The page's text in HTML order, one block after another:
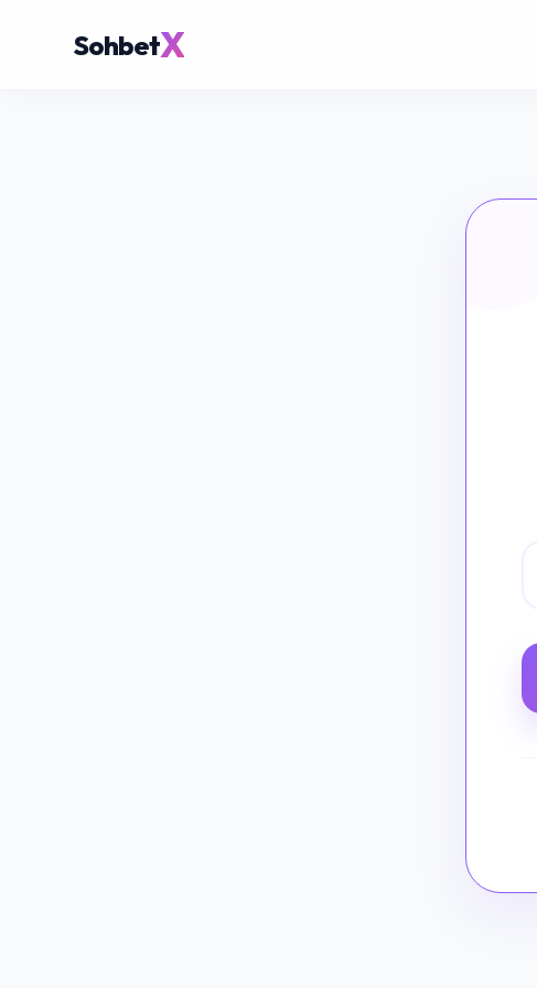
SohbetX